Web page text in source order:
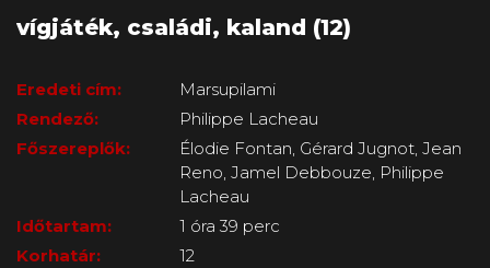
vígjáték, családi, kaland (12)
Eredeti cím:
Marsupilami
Rendező:
Philippe Lacheau
Főszereplők:
Élodie Fontan, Gérard Jugnot, Jean
Reno, Jamel Debbouze, Philippe
Lacheau
Időtartam:
1 óra 39 perc
Korhatár:
12